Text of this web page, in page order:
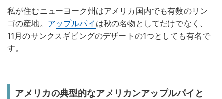
私が住むニューヨーク州はアメリカ国内でも有数のリン
ゴの産地。 アップルパイ は秋の名物としてだけでなく、
11月のサンクスギビングのデザートの1つとしても有名で
す。
アメリカの典型的なアメリカンアップルパイと